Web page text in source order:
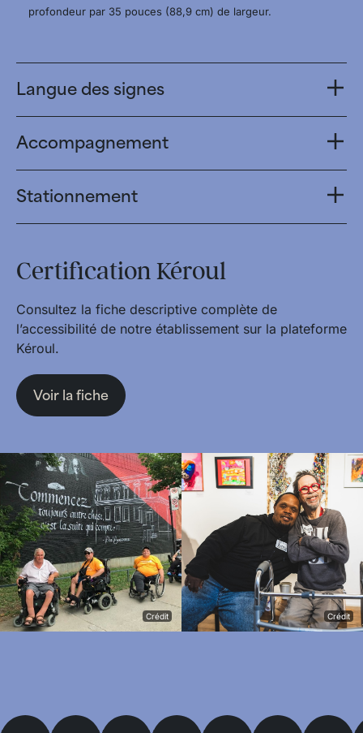
profondeur par 35 pouces (88,9 cm) de largeur.
Langue des signes
Accompagnement
Stationnement
Certification Kéroul
Consultez la fiche descriptive complète de
l’accessibilité de notre établissement sur la plateforme
Kéroul.
Voir la fiche
Crédit Crédit